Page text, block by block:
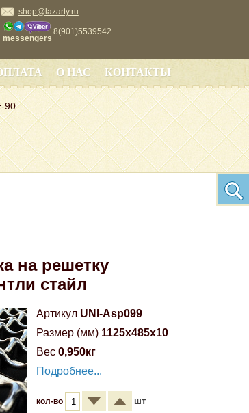
shop@lazarty.ru
messengers
8(901)5539542
О НАС КОНТАКТЫ
90
на решетку
стайл
Артикул UNI-Asp099
Размер (мм) 1125x485x10
Вес 0,950кг
Подробнее...
кол-во шт